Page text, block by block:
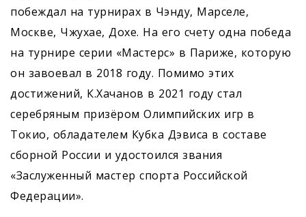
побеждал на турнирах в Чэнду, Марселе,
Москве, Чжухае, Дохе. На его счету одна победа
на турнире серии «Мастерс» в Париже, которую
он завоевал в 2018 году. Помимо этих
достижений, К.Хачанов в 2021 году стал
серебряным призёром Олимпийских игр в
Токио, обладателем Кубка Дэвиса в составе
сборной России и удостоился звания
«Заслуженный мастер спорта Российской
Федерации».